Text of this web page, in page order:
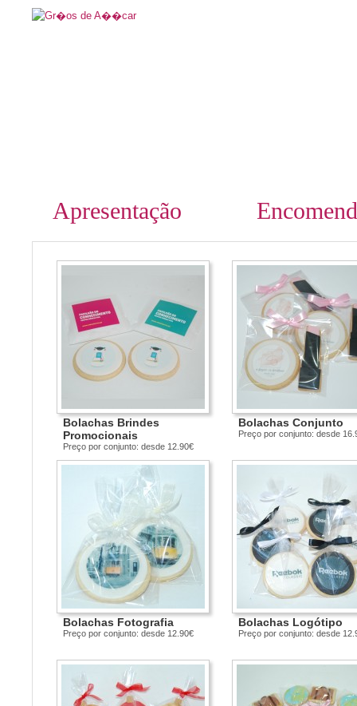
Apresentação
Bolachas Brindes
Promocionais
Preço por conjunto: desde 12.90€
Bolachas Conjunto
Preço por conjunto: desde
Bolachas Fotografia
Preço por conjunto: desde 12.90€
Bolachas Logótipo
Preço por conjunto: desde